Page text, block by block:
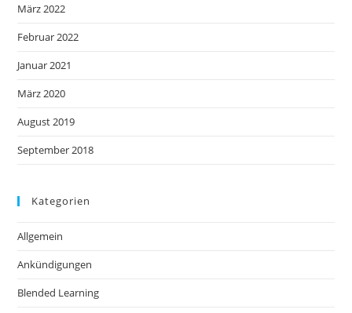
März 2022
Februar 2022
Januar 2021
März 2020
August 2019
September 2018
Kategorien
Allgemein
Ankündigungen
Blended Learning